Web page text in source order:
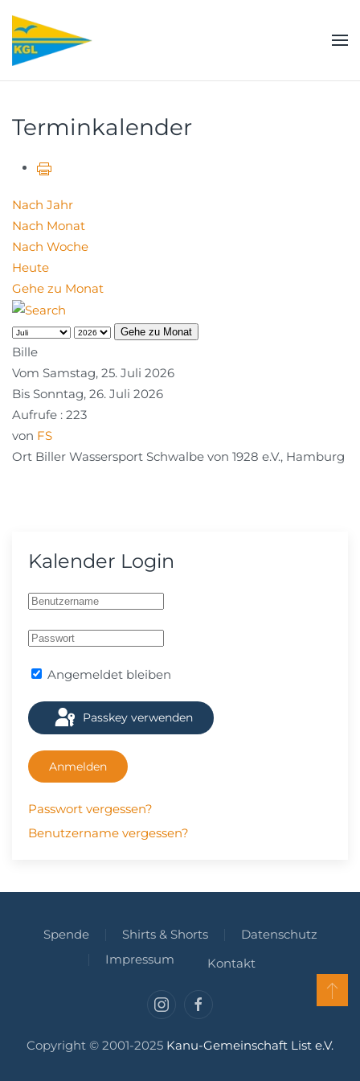
Zum Hauptinhalt springen
Terminkalender
Nach Jahr
Nach Monat
Nach Woche
Heute
Gehe zu Monat
Gehe zu Monat
Bille
Vom Samstag, 25. Juli 2026
Bis Sonntag, 26. Juli 2026
Aufrufe : 223
von FS
Ort Biller Wassersport Schwalbe von 1928 e.V., Hamburg
Kalender Login
Angemeldet bleiben
Passkey verwenden
Anmelden
Passwort vergessen?
Benutzername vergessen?
Spende Shirts & Shorts
Datenschutz
Impressum
Kontakt
Copyright © 2001-2025 Kanu-Gemeinschaft List e.V.